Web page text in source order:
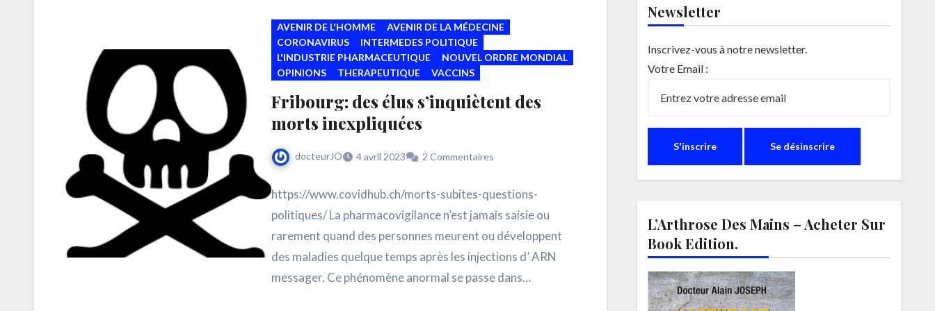
AVENIR DE L'HOMME
AVENIR DE LA MÉDECINE
CORONAVIRUS
INTERMEDES POLITIQUE
L'INDUSTRIE PHARMACEUTIQUE
NOUVEL ORDRE MONDIAL
OPINIONS
THERAPEUTIQUE VACCINS
Fribourg: des élus s’inquiètent des
morts inexpliquées
docteurJO 4 avril 2023 2 Commentaires
https://www.covidhub.ch/morts-subites-questions-
politiques/ La pharmacovigilance n’est jamais saisie ou
rarement quand des personnes meurent ou développent
des maladies quelque temps après les injections d’ ARN
messager. Ce phénomène anormal se passe dans…
Newsletter
Inscrivez-vous à notre newsletter.
Votre Email :
L’Arthrose Des Mains – Acheter Sur
Book Edition.